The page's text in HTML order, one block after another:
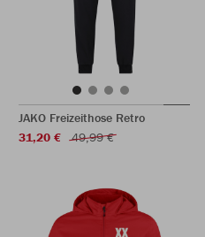
JAKO Freizeithose Retro
31,20 €
49,99 €